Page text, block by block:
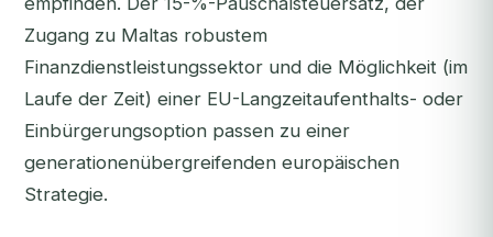
Zugang zu Maltas robustem
Finanzdienstleistungssektor und die Möglichkeit (im
Laufe der Zeit) einer EU-Langzeitaufenthalts- oder
Einbürgerungsoption passen zu einer
generationenübergreifenden europäischen
Strategie.